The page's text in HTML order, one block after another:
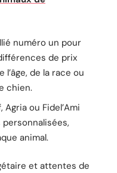
numéro un pour
de prix
de la race ou
chien.
ou Fidel’Ami
animal.
et attentes de